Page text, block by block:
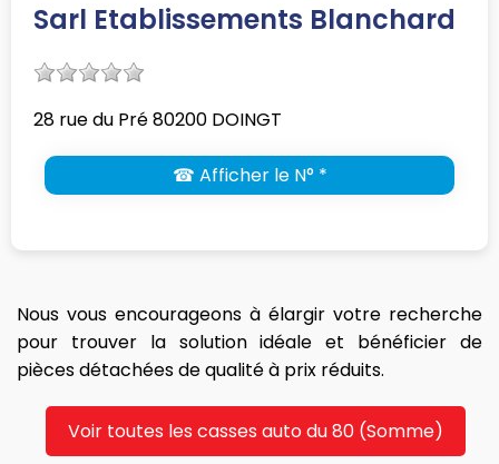
Sarl Etablissements Blanchard
28 rue du Pré 80200 DOINGT
☎ Afficher le N° *
Nous vous encourageons à élargir votre recherche
pour trouver la solution idéale et bénéficier de
pièces détachées de qualité à prix réduits.
Voir toutes les casses auto du 80 (Somme)